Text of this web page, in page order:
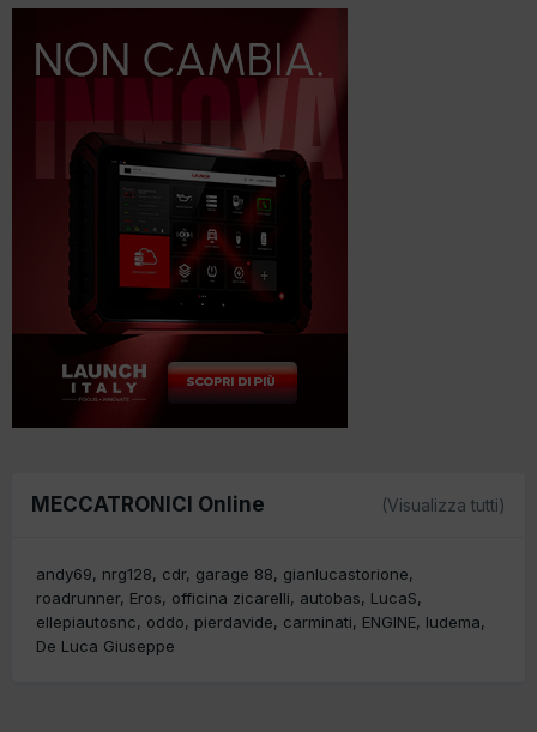
MECCATRONICI Online (Visualizza tutti)
andy69 nrg128 cdr garage 88
gianlucastorione
roadrunner Eros officina zicarelli autobas
LucaS
ellepiautosnc
oddo pierdavide carminati ENGINE ludema
De Luca Giuseppe